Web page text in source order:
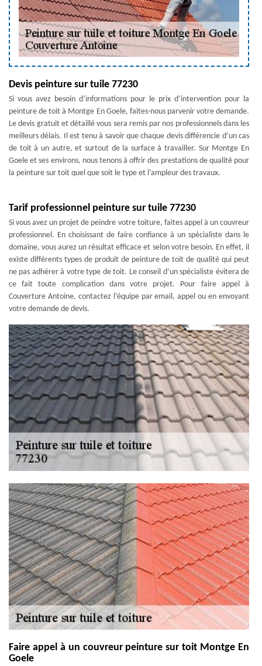
Devis peinture sur tuile 77230
Si vous avez besoin d’informations pour le prix d’intervention pour la
peinture de toit à Montge En Goele, faites-nous parvenir votre demande.
Le devis gratuit et détaillé vous sera remis par nos professionnels dans les
meilleurs délais. Il est tenu à savoir que chaque devis différencie d’un cas
de toit à un autre, et surtout de la surface à travailler. Sur Montge En
Goele et ses environs, nous tenons à offrir des prestations de qualité pour
la peinture sur toit quel que soit le type et l’ampleur des travaux.
Tarif professionnel peinture sur tuile 77230
Si vous avez un projet de peindre votre toiture, faites appel à un couvreur
professionnel. En choisissant de faire confiance à un spécialiste dans le
domaine, vous aurez un résultat efficace et selon votre besoin. En effet, il
existe différents types de produit de peinture de toit de qualité qui peut
ne pas adhérer à votre type de toit. Le conseil d’un spécialiste évitera de
ce fait toute complication dans votre projet. Pour faire appel à
Couverture Antoine, contactez l’équipe par email, appel ou en envoyant
votre demande de devis.
Faire appel à un couvreur peinture sur toit Montge En
Goele